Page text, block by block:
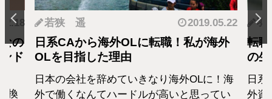
の
ド
換
若狭 遥 2019.05.22
日系CAから海外OLに転職！私が海外
OLを目指した理由
日本の会社を辞めていきなり海外OLに！海
外で働くなんてハードルが高いと思ってい
羽
転
の
日
外資